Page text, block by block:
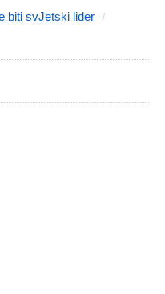
biti svJetski lider